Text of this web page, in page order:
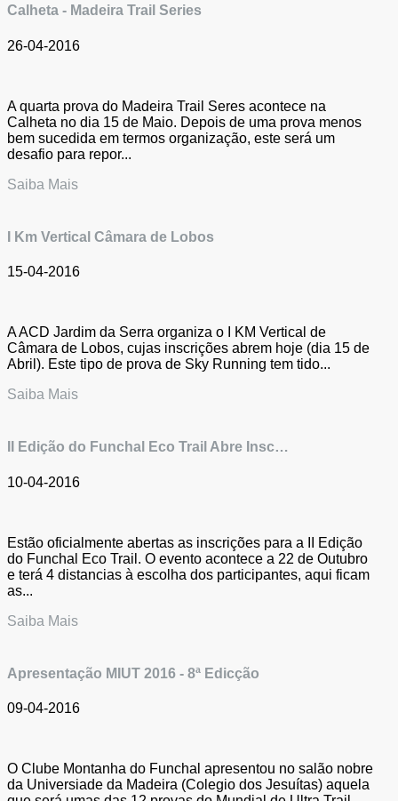
Calheta - Madeira Trail Series
26-04-2016
A quarta prova do Madeira Trail Seres acontece na
Calheta no dia 15 de Maio. Depois de uma prova menos
bem sucedida em termos organização, este será um
desafio para repor...
Saiba Mais
I Km Vertical Câmara de Lobos
15-04-2016
A ACD Jardim da Serra organiza o I KM Vertical de
Câmara de Lobos, cujas inscrições abrem hoje (dia 15 de
Abril). Este tipo de prova de Sky Running tem tido...
Saiba Mais
II Edição do Funchal Eco Trail Abre Insc…
10-04-2016
Estão oficialmente abertas as inscrições para a II Edição
do Funchal Eco Trail. O evento acontece a 22 de Outubro
e terá 4 distancias à escolha dos participantes, aqui ficam
as...
Saiba Mais
Apresentação MIUT 2016 - 8ª Edicção
09-04-2016
O Clube Montanha do Funchal apresentou no salão nobre
da Universiade da Madeira (Colegio dos Jesuítas) aquela